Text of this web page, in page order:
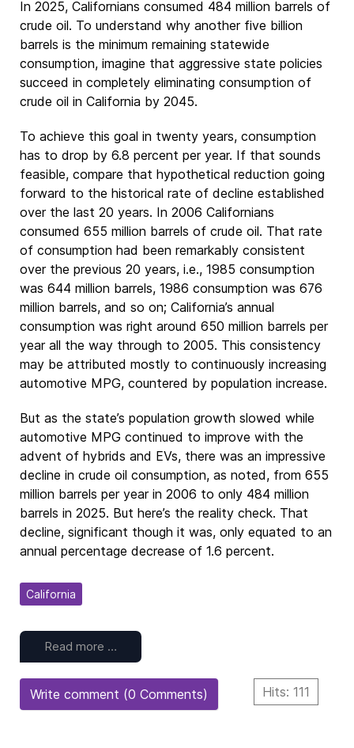
In 2025, Californians consumed 484 million barrels of
crude oil. To understand why another five billion
barrels is the minimum remaining statewide
consumption, imagine that aggressive state policies
succeed in completely eliminating consumption of
crude oil in California by 2045.
To achieve this goal in twenty years, consumption
has to drop by 6.8 percent per year. If that sounds
feasible, compare that hypothetical reduction going
forward to the historical rate of decline established
over the last 20 years. In 2006 Californians
consumed 655 million barrels of crude oil. That rate
of consumption had been remarkably consistent
over the previous 20 years, i.e., 1985 consumption
was 644 million barrels, 1986 consumption was 676
million barrels, and so on; California’s annual
consumption was right around 650 million barrels per
year all the way through to 2005. This consistency
may be attributed mostly to continuously increasing
automotive MPG, countered by population increase.
But as the state’s population growth slowed while
automotive MPG continued to improve with the
advent of hybrids and EVs, there was an impressive
decline in crude oil consumption, as noted, from 655
million barrels per year in 2006 to only 484 million
barrels in 2025. But here’s the reality check. That
decline, significant though it was, only equated to an
annual percentage decrease of 1.6 percent.
California
Read more …
Hits: 111
Write comment (0 Comments)